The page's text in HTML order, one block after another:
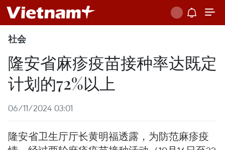
社会
隆安省麻疹疫苗接种率达既定
计划的72%以上
06/11/2024 03:01
隆安省卫生厅厅长黄明福透露，为防范麻疹疫